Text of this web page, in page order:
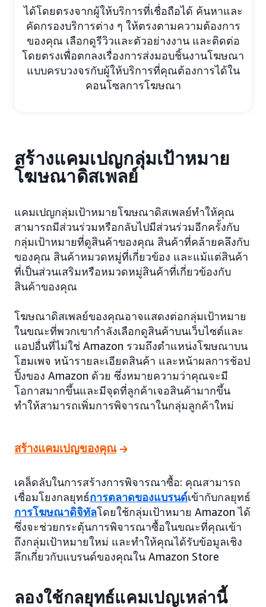
ได้โดยตรงจากผู้ให้บริการที่เชื่อถือได้ ค้นหาและ
คัดกรองบริการต่าง ๆ ให้ตรงตามความต้องการ
ของคุณ เลือกดูรีวิวและตัวอย่างงาน และติดต่อ
โดยตรงเพื่อตกลงเรื่องการส่งมอบชิ้นงานโฆษณา
แบบครบวงจรกับผู้ให้บริการที่คุณต้องการได้ใน
คอนโซลการโฆษณา
สร้างแคมเปญกลุ่มเป้าหมาย
โฆษณาดิสเพลย์
แคมเปญกลุ่มเป้าหมายโฆษณาดิสเพลย์ทำให้คุณ
สามารถมีส่วนร่วมหรือกลับไปมีส่วนร่วมอีกครั้งกับ
กลุ่มเป้าหมายที่ดูสินค้าของคุณ สินค้าที่คล้ายคลึงกับ
ของคุณ สินค้าหมวดหมู่ที่เกี่ยวข้อง และแม้แต่สินค้า
ที่เป็นส่วนเสริมหรือหมวดหมู่สินค้าที่เกี่ยวข้องกับ
สินค้าของคุณ
โฆษณาดิสเพลย์ของคุณอาจแสดงต่อกลุ่มเป้าหมาย
ในขณะที่พวกเขากำลังเลือกดูสินค้าบนเว็บไซต์และ
แอปอื่นที่ไม่ใช่ Amazon รวมถึงตำแหน่งโฆษณาบน
โฮมเพจ หน้ารายละเอียดสินค้า และหน้าผลการช้อป
ปิ้งของ Amazon ด้วย ซึ่งหมายความว่าคุณจะมี
โอกาสมากขึ้นและมีจุดที่ลูกค้าเจอสินค้ามากขึ้น
ทำให้สามารถเพิ่มการพิจารณาในกลุ่มลูกค้าใหม่
สร้างแคมเปญของคุณ
เคล็ดลับในการสร้างการพิจารณาซื้อ: คุณสามารถ
เชื่อมโยงกลยุทธ์การตลาดของแบรนด์เข้ากับกลยุทธ์
การโฆษณาดิจิทัลโดยใช้กลุ่มเป้าหมาย Amazon ได้
ซึ่งจะช่วยกระตุ้นการพิจารณาซื้อในขณะที่คุณเข้า
ถึงกลุ่มเป้าหมายใหม่ และทำให้คุณได้รับข้อมูลเชิง
ลึกเกี่ยวกับแบรนด์ของคุณใน Amazon Store
ลองใช้กลยุทธ์แคมเปญเหล่านี้